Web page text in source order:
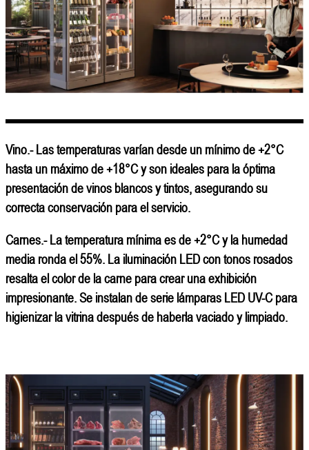
Vino.- Las temperaturas varían desde un mínimo de +2°C
hasta un máximo de +18°C y son ideales para la óptima
presentación de vinos blancos y tintos, asegurando su
correcta conservación para el servicio.
Carnes.- La temperatura mínima es de +2°C y la humedad
media ronda el 55%. La iluminación LED con tonos rosados ​​
resalta el color de la carne para crear una exhibición
impresionante. Se instalan de serie lámparas LED UV-C para
higienizar la vitrina después de haberla vaciado y limpiado.